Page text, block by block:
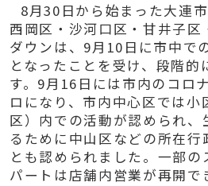
8月30 日から始まった大連
西岡区・沙河口区・甘井子区
ダウンは、 9月 10 日に市中で
となったことを受け、段階的
す。 9月 16 日には市内のコロ
ロになり、市内中心区では小
区）内での活動が認められ、
るために中山区などの所在行
とも認められました。一部
パートは店舗内営業が再開で